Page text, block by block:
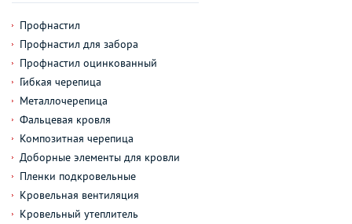
Профнастил
Профнастил для забора
Профнастил оцинкованный
Гибкая черепица
Металлочерепица
Фальцевая кровля
Композитная черепица
Доборные элементы для кровли
Пленки подкровельные
Кровельная вентиляция
Кровельный утеплитель